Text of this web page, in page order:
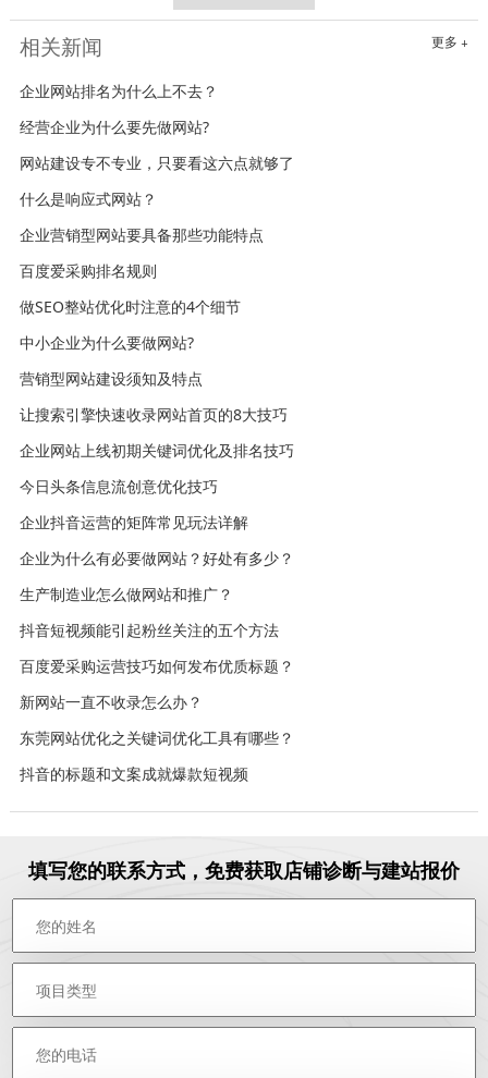
相关新闻 更多 +
企业网站排名为什么上不去？
经营企业为什么要先做网站?
网站建设专不专业，只要看这六点就够了
什么是响应式网站？
企业营销型网站要具备那些功能特点
百度爱采购排名规则
做SEO整站优化时注意的4个细节
中小企业为什么要做网站?
营销型网站建设须知及特点
让搜索引擎快速收录网站首页的8大技巧
企业网站上线初期关键词优化及排名技巧
今日头条信息流创意优化技巧
企业抖音运营的矩阵常见玩法详解
企业为什么有必要做网站？好处有多少？
生产制造业怎么做网站和推广？
抖音短视频能引起粉丝关注的五个方法
百度爱采购运营技巧如何发布优质标题？
新网站一直不收录怎么办？
东莞网站优化之关键词优化工具有哪些？
抖音的标题和文案成就爆款短视频
填写您的联系方式，免费获取店铺诊断与建站报价